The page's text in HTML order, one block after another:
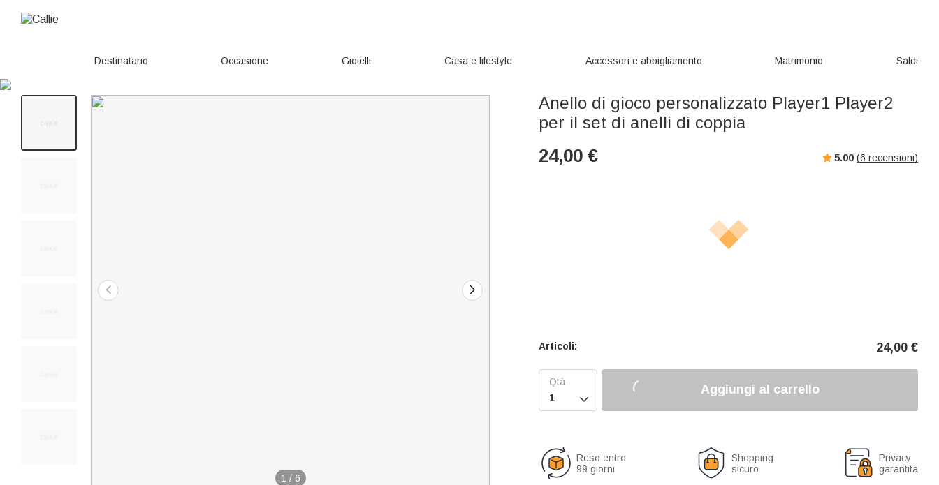
Destinatario Occasione Gioielli Casa e lifestyle Accessori e abbigliamento Matrimonio Saldi
1 / 6
Anello di gioco personalizzato Player1 Player2
per il set di anelli di coppia
24,00 € 5.00 (6 recensioni)
Articoli: 24,00 €

Aggiungi al carrello
Reso entro
99 giorni
Shopping
sicuro
Privacy
garantita